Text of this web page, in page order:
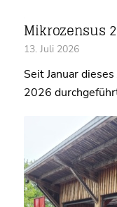
Mikrozensus
13. Juli 2026
Seit Januar
2026